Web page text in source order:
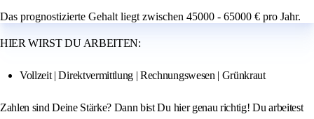
Das prognostizierte Gehalt liegt zwischen 45000 - 65000 € pro Jahr.
HIER WIRST DU ARBEITEN:
Vollzeit | Direktvermittlung | Rechnungswesen | Grünkraut
Zahlen sind Deine Stärke? Dann bist Du hier genau richtig! Du arbeitest